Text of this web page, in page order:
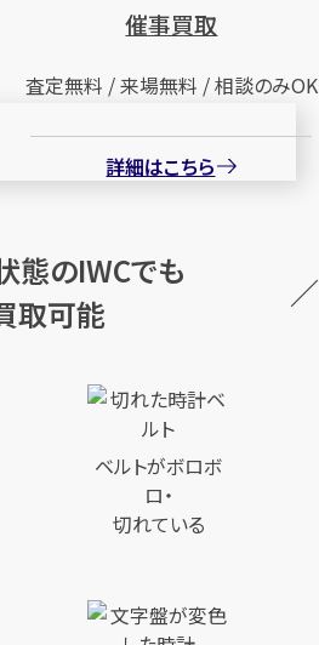
催事買取
査定無料 / 来場無料 / 相談のみOK
詳細はこちら
態のIWCでも
取可能
ベルトがボロボ
ロ・
切れている